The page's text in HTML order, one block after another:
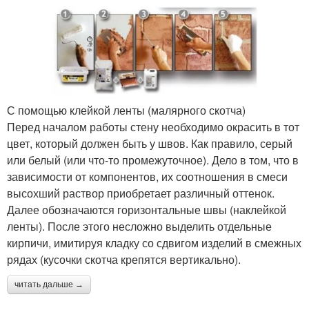
С помощью клейкой ленты (малярного скотча)
Перед началом работы стену необходимо окрасить в тот
цвет, который должен быть у швов. Как правило, серый
или белый (или что-то промежуточное). Дело в том, что в
зависимости от компонентов, их соотношения в смеси
высохший раствор приобретает различный оттенок.
Далее обозначаются горизонтальные швы (наклейкой
ленты). После этого несложно выделить отдельные
кирпичи, имитируя кладку со сдвигом изделий в смежных
рядах (кусочки скотча крепятся вертикально).
читать дальше →